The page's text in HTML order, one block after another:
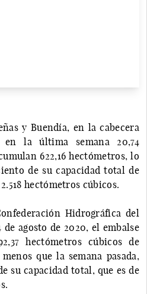
y Buendía, en la cabecera
la última semana 20,74
622,16 hectómetros, lo
de su capacidad total de
hectómetros cúbicos.
Hidrográfica del
de agosto de 2020, el embalse
hectómetros cúbicos de
que la semana pasada,
su capacidad total, que es de